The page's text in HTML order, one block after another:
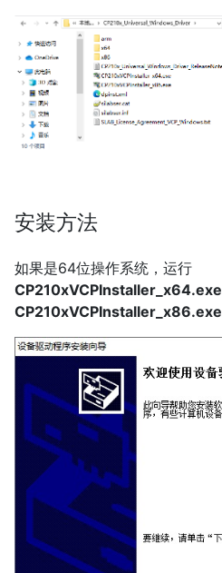
安装方法
如果是64位操作系统，运行
CP210xVCPInstaller_x64.exe
CP210xVCPInstaller_x86.exe